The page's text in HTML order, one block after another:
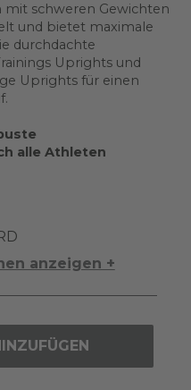
mit schweren Gewichten
und bietet maximale
durchdachte
Uprights und
Uprights für einen
alle Athleten
anzeigen +